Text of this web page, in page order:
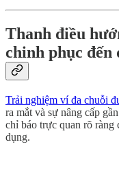
Thanh điều
chinh phục
Trải nghiệm ví đa chuỗi
ra mắt và sự nâng cấp
chỉ báo trực quan rõ ràng
dụng.